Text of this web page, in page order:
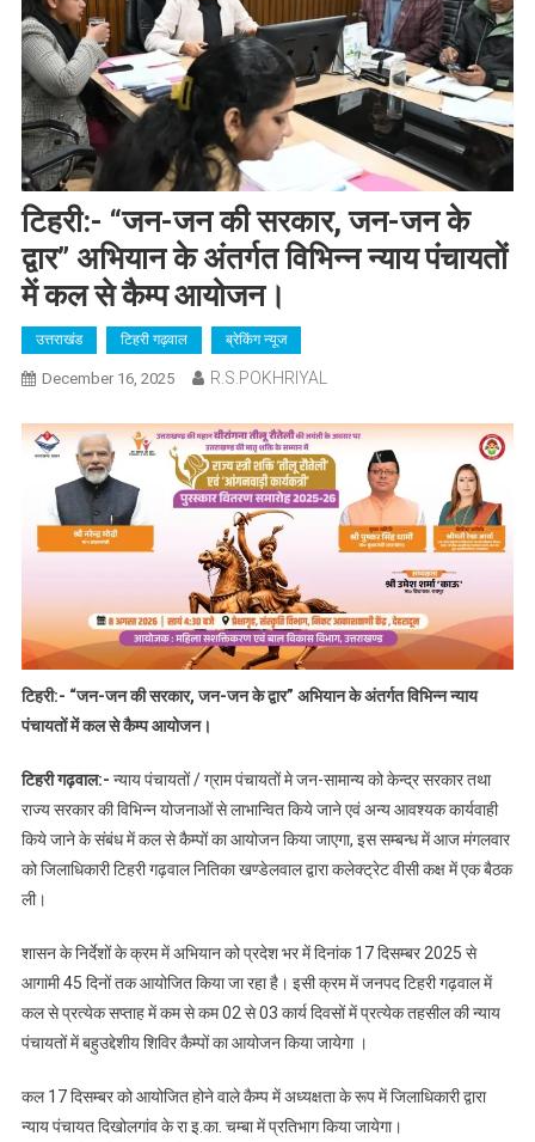
टिहरी:- “जन-जन की सरकार, जन-जन के
द्वार” अभियान के अंतर्गत विभिन्न न्याय पंचायतों
में कल से कैम्प आयोजन।
उत्तराखंड टिहरी गढ़वाल ब्रेकिंग न्यूज
December 16, 2025 R.S.POKHRIYAL
टिहरी:- “जन-जन की सरकार, जन-जन के द्वार” अभियान के अंतर्गत विभिन्न न्याय
पंचायतों में कल से कैम्प आयोजन।
टिहरी गढ़वाल:- न्याय पंचायतों / ग्राम पंचायतों मे जन-सामान्य को केन्द्र सरकार तथा
राज्य सरकार की विभिन्न योजनाओं से लाभान्वित किये जाने एवं अन्य आवश्यक कार्यवाही
किये जाने के संबंध में कल से कैम्पों का आयोजन किया जाएगा, इस सम्बन्ध में आज मंगलवार
को जिलाधिकारी टिहरी गढ़वाल नितिका खण्डेलवाल द्वारा कलेक्ट्रेट वीसी कक्ष में एक बैठक
ली।
शासन के निर्देशों के क्रम में अभियान को प्रदेश भर में दिनांक 17 दिसम्बर 2025 से
आगामी 45 दिनों तक आयोजित किया जा रहा है। इसी क्रम में जनपद टिहरी गढ़वाल में
कल से प्रत्येक सप्ताह में कम से कम 02 से 03 कार्य दिवसों में प्रत्येक तहसील की न्याय
पंचायतों में बहुउद्देशीय शिविर कैम्पों का आयोजन किया जायेगा ।
कल 17 दिसम्बर को आयोजित होने वाले कैम्प में अध्यक्षता के रूप में जिलाधिकारी द्वारा
न्याय पंचायत दिखोलगांव के रा इ.का. चम्बा में प्रतिभाग किया जायेगा।